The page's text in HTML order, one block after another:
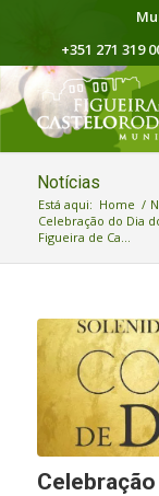
+351 271 319
Notícias
Está aqui: Home /
Celebração do Dia
Figueira de Ca...